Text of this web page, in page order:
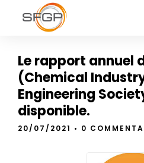
Le rapport annuel
(Chemical
Engineering
disponible.
20/07/2021 • 0